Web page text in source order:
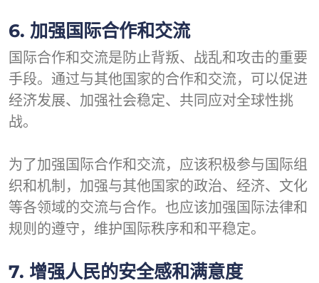
6. 加强国际合作和交流
国际合作和交流是防止背叛、战乱和攻击的重要
手段。通过与其他国家的合作和交流，可以促进
经济发展、加强社会稳定、共同应对全球性挑
战。
为了加强国际合作和交流，应该积极参与国际组
织和机制，加强与其他国家的政治、经济、文化
等各领域的交流与合作。也应该加强国际法律和
规则的遵守，维护国际秩序和和平稳定。
7. 增强人民的安全感和满意度